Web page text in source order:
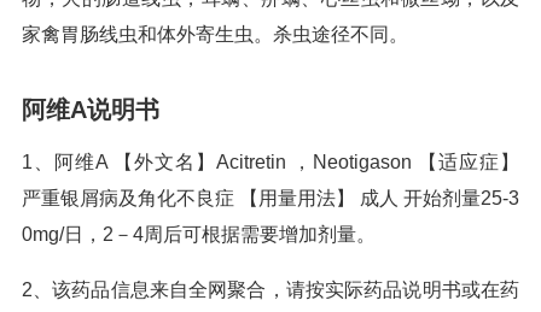
家禽胃肠线虫和体外寄生虫。杀虫途径不同。
阿维A说明书
1、阿维A 【外文名】Acitretin ，Neotigason 【适应症】
严重银屑病及角化不良症 【用量用法】 成人 开始剂量25-3
0mg/日，2－4周后可根据需要增加剂量。
2、该药品信息来自全网聚合，请按实际药品说明书或在药